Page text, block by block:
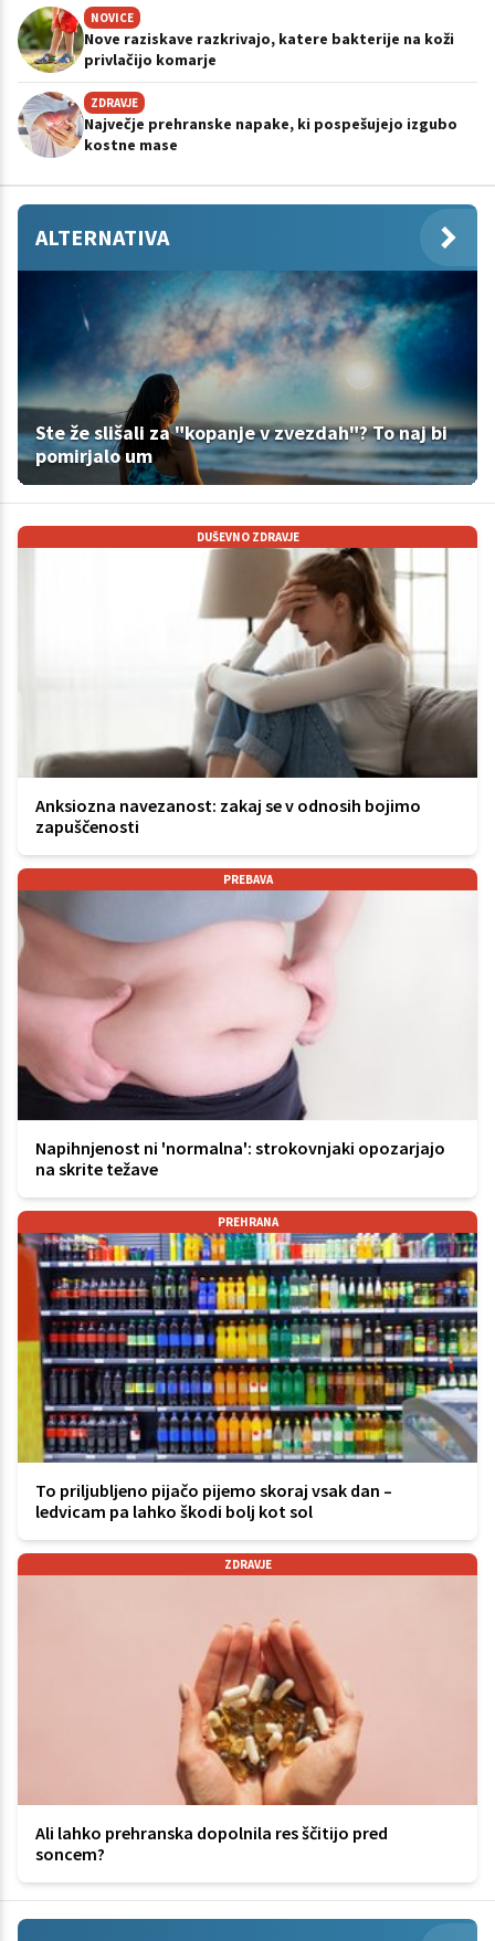
NOVICE
Nove raziskave razkrivajo, katere bakterije na koži
privlačijo komarje
ZDRAVJE
Največje prehranske napake, ki pospešujejo izgubo
kostne mase
ALTERNATIVA
Ste že slišali za "kopanje v zvezdah"? To naj bi
pomirjalo um
DUŠEVNO ZDRAVJE
Anksiozna navezanost: zakaj se v odnosih bojimo
zapuščenosti
PREBAVA
Napihnjenost ni 'normalna': strokovnjaki opozarjajo
na skrite težave
PREHRANA
To priljubljeno pijačo pijemo skoraj vsak dan –
ledvicam pa lahko škodi bolj kot sol
ZDRAVJE
Ali lahko prehranska dopolnila res ščitijo pred
soncem?